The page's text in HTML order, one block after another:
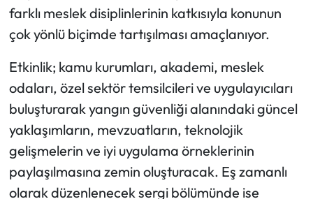
farklı meslek disiplinlerinin katkısıyla konunun
çok yönlü biçimde tartışılması amaçlanıyor.
Etkinlik; kamu kurumları, akademi, meslek
odaları, özel sektör temsilcileri ve uygulayıcıları
buluşturarak yangın güvenliği alanındaki güncel
yaklaşımların, mevzuatların, teknolojik
gelişmelerin ve iyi uygulama örneklerinin
paylaşılmasına zemin oluşturacak. Eş zamanlı
olarak düzenlenecek sergi bölümünde ise